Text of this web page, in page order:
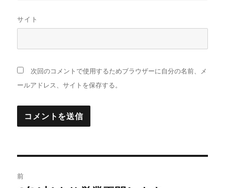
サイト
次回のコメントで使用するためブラウザーに自分の名前、メ
ールアドレス、サイトを保存する。
前